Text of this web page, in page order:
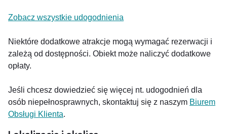
Zobacz wszystkie udogodnienia
Niektóre dodatkowe atrakcje mogą wymagać rezerwacji i
zależą od dostępności. Obiekt może naliczyć dodatkowe
opłaty.
Jeśli chcesz dowiedzieć się więcej nt. udogodnień dla
osób niepełnosprawnych, skontaktuj się z naszym Biurem
Obsługi Klienta.